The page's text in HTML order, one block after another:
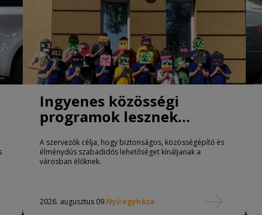
Ingyenes közösségi
programok lesznek
Nyíregyházán
A szervezők célja, hogy biztonságos, közösségépítő és
élménydús szabadidős lehetőséget kínáljanak a
városban élőknek.
2026. augusztus 09.Nyíregyháza